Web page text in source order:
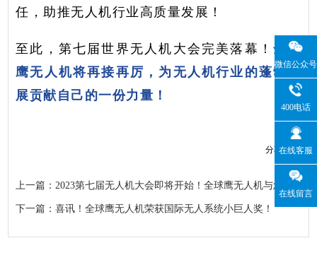
任，助推无人机行业高质量发展！
至此，第七届世界无人机大会完美落幕！全球
鹰无人机将再接再厉，为无人机行业的蓬勃发
展贡献自己的一份力量！
分享到：
下一篇：喜讯！全球鹰无人机荣获国际无人系统小巨人奖！
微信公众号
400电话
在线客服
在线留言